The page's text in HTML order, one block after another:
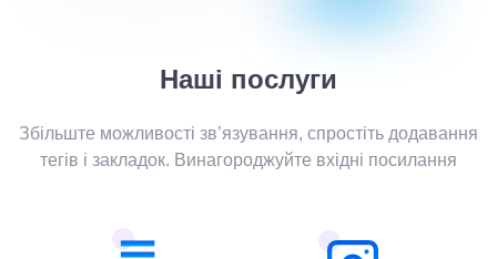
Наші послуги
Збільште можливості зв’язування, спростіть додавання
тегів і закладок. Винагороджуйте вхідні посилання